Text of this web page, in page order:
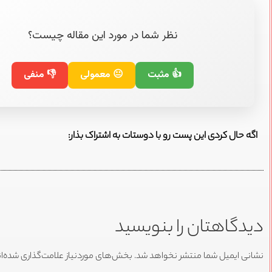
نظر شما در مورد این مقاله چیست؟
👍 مثبت 😐 معمولی 👎 منفی
اگه حال کردی این پست رو با دوستات به اشتراک بذار:
دیدگاهتان را بنویسید
نشانی ایمیل شما منتشر نخواهد شد. بخش‌های موردنیاز علامت‌گذاری